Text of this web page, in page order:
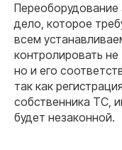
дело, которое
всем
контролировать
но и его
так как
собственника ТС,
будет незаконной.